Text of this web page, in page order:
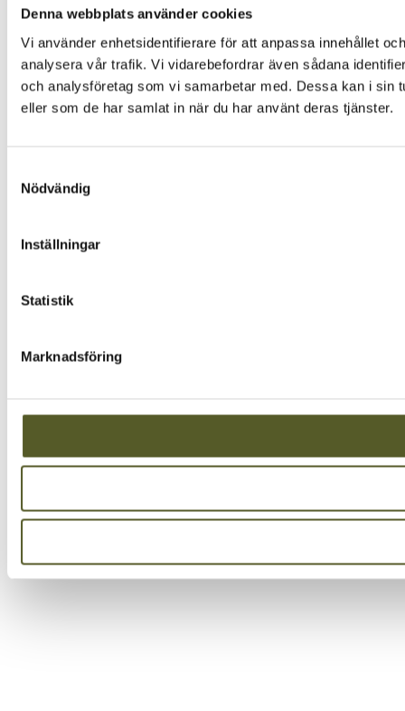
Denna webbplats använder cookies
Vi använder enhetsidentifierare för att anpassa innehållet
analysera vår trafik. Vi vidarebefordrar även sådana
och analysföretag som vi samarbetar med. Dessa kan i sin
eller som de har samlat in när du har använt deras tjänster.
Nödvändig
Inställningar
Statistik
Marknadsföring